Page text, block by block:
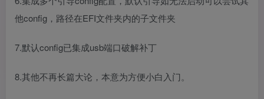
他config，路径在EFI文件夹内的子文件夹
7.默认config已集成usb端口破解补丁
8.其他不再长篇大论，本意为方便小白入门。